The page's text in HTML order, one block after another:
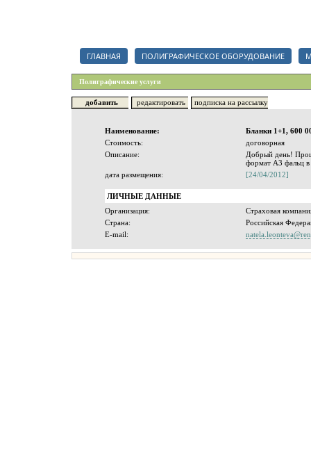
ГЛАВНАЯ ПОЛИГРАФИЧЕСКОЕ ОБОРУДОВАНИЕ
Полиграфические услуги
добавить редактировать подписка на рассылку
Наименование:
Бланки 1+1, 600
Стоимость:
договорная
Описание:
Добрый день!
формат А3 фальц
дата размещения:
[24/04/2012]
ЛИЧНЫЕ ДАННЫЕ
Организация:
Страховая
Страна:
Российская
E-mail: